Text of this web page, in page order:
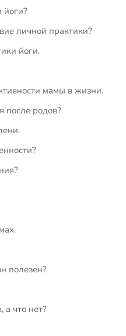
йоги?
личной практики?
йоги.
мамы в жизни.
после родов?
полезен?
а что нет?